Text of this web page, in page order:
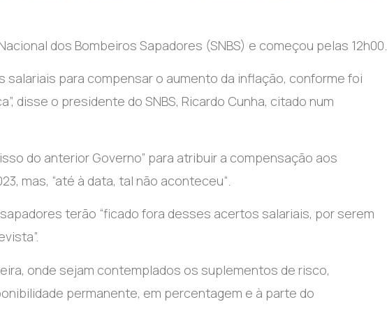
dos Bombeiros Sapadores (SNBS) e começou pelas 12h00.
salariais para compensar o aumento da inflação, conforme foi
disse o presidente do SNBS, Ricardo Cunha, citado num
do anterior Governo” para atribuir a compensação aos
mas, “até à data, tal não aconteceu“.
terão “ficado fora desses acertos salariais, por serem
onde sejam contemplados os suplementos de risco,
permanente, em percentagem e à parte do